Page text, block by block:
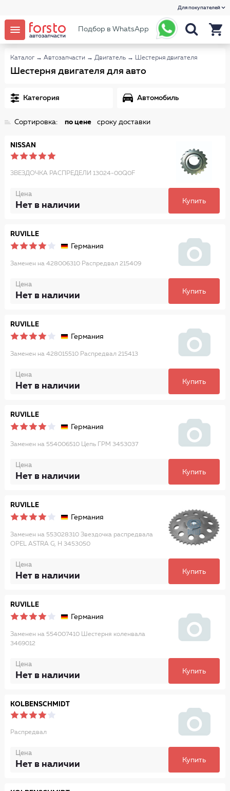
Для покупателей
Подбор в WhatsApp
Каталог → Автозапчасти → Двигатель → Шестерня двигателя
Шестерня двигателя для авто
Категория Автомобиль
Сортировка: по цене сроку доставки
NISSAN
ЗВЕЗДОЧКА РАСПРЕДЕЛИ 13024-00Q0F
Цена
Нет в наличии Купить
RUVILLE
Германия
Заменен на 428006310 Распредвал 215409
Цена
Нет в наличии Купить
RUVILLE
Германия
Заменен на 428015510 Распредвал 215413
Цена
Нет в наличии Купить
RUVILLE
Германия
Заменен на 554006510 Цепь ГРМ 3453037
Цена
Нет в наличии Купить
RUVILLE
Германия
Заменен на 553028310 Звездочка распредвала
OPEL ASTRA G, H 3453050
Цена
Нет в наличии Купить
RUVILLE
Германия
Заменен на 554007410 Шестерня коленвала
3469012
Цена
Нет в наличии Купить
KOLBENSCHMIDT
Распредвал
Цена
Нет в наличии Купить